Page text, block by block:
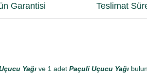
Garantisi Teslimat
Yağı ve 1 adet Paçuli Uçucu Yağı